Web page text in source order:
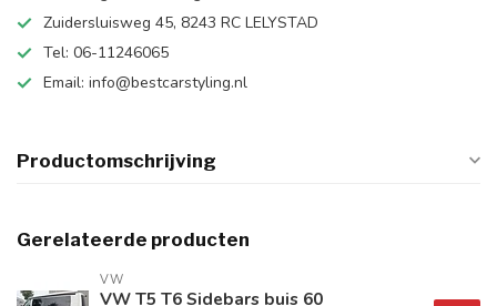
Zuidersluisweg 45, 8243 RC LELYSTAD
Tel: 06-11246065
Email: info@bestcarstyling.nl
Productomschrijving
Gerelateerde producten
VW
VW T5 T6 Sidebars buis 60